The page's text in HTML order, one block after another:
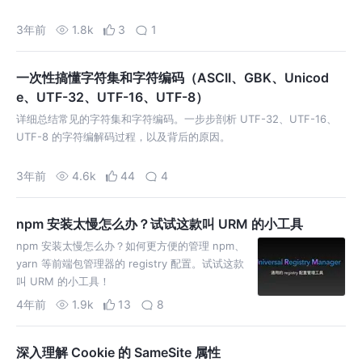
3年前 1.8k 3 1
一次性搞懂字符集和字符编码（ASCII、GBK、Unicod
e、UTF-32、UTF-16、UTF-8）
详细总结常见的字符集和字符编码。一步步剖析 UTF-32、UTF-16、
UTF-8 的字符编解码过程，以及背后的原因。
3年前 4.6k 44 4
npm 安装太慢怎么办？试试这款叫 URM 的小工具
npm 安装太慢怎么办？如何更方便的管理 npm、
yarn 等前端包管理器的 registry 配置。试试这款
叫 URM 的小工具！
4年前 1.9k 13 8
深入理解 Cookie 的 SameSite 属性